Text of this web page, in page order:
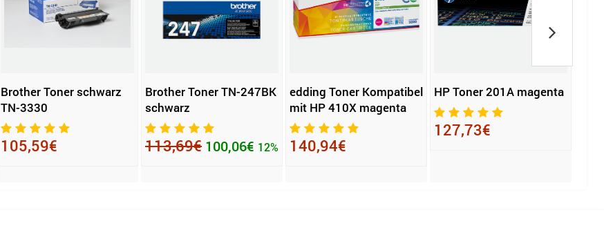
Brother Toner schwarz
TN-3330
105,59€
Brother Toner TN-247BK
schwarz
113,69€ 100,06€ 12%
edding Toner Kompatibel
mit HP 410X magenta
140,94€
HP Toner 201A magenta
127,73€